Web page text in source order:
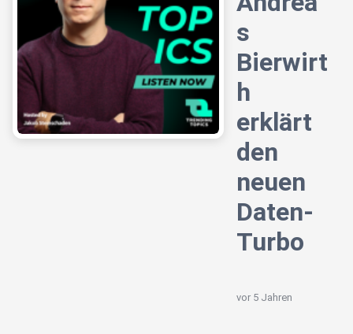
s
Bierwirt
h
erklärt
den
neuen
Daten-
Turbo
vor 5 Jahren